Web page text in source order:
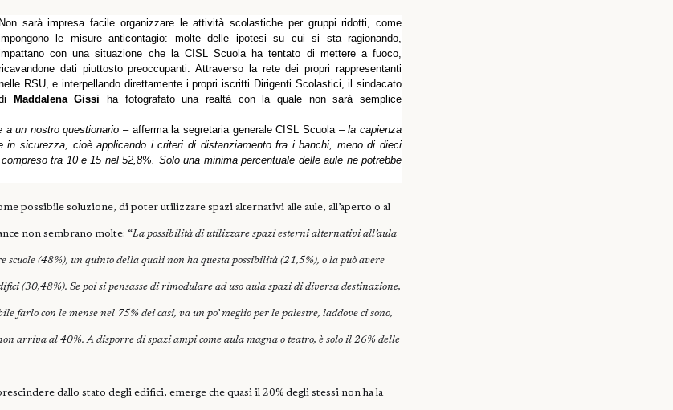
Non sarà impresa facile organizzare le attività scolastiche per gruppi ridotti, come
le misure anticontagio: molte delle ipotesi su cui si sta ragionando,
con una situazione che la CISL Scuola ha tentato di mettere a fuoco,
dati piuttosto preoccupanti. Attraverso la rete dei propri rappresentanti
RSU, e interpellando direttamente i propri iscritti Dirigenti Scolastici, il sindacato
Maddalena Gissi
ha fotografato una realtà con la quale non sarà semplice
a un nostro questionario – afferma la segretaria generale CISL Scuola – la capienza
in sicurezza, cioè applicando i criteri di distanziamento fra i banchi, meno di dieci
tra 10 e 15 nel 52,8%. Solo una minima percentuale delle aule ne potrebbe
possibile soluzione, di poter utilizzare spazi alternativi alle aule, all’aperto o al
non sembrano molte: “La possibilità di utilizzare spazi esterni alternativi all’aula
scuole (48%), un quinto della quali non ha questa possibilità (21,5%), o la può avere
(30,48%). Se poi si pensasse di rimodulare ad uso aula spazi di diversa destinazione,
farlo con le mense nel 75% dei casi, va un po’ meglio per le palestre, laddove ci sono,
arriva al 40%. A disporre di spazi ampi come aula magna o teatro, è solo il 26% delle
dallo stato degli edifici, emerge che quasi il 20% degli stessi non ha la